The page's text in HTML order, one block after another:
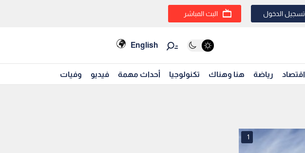
تسجيل الدخول البث المباشر
English
اقتصاد رياضة هنا وهناك تكنولوجيا أحداث مهمة فيديو وفيات
1